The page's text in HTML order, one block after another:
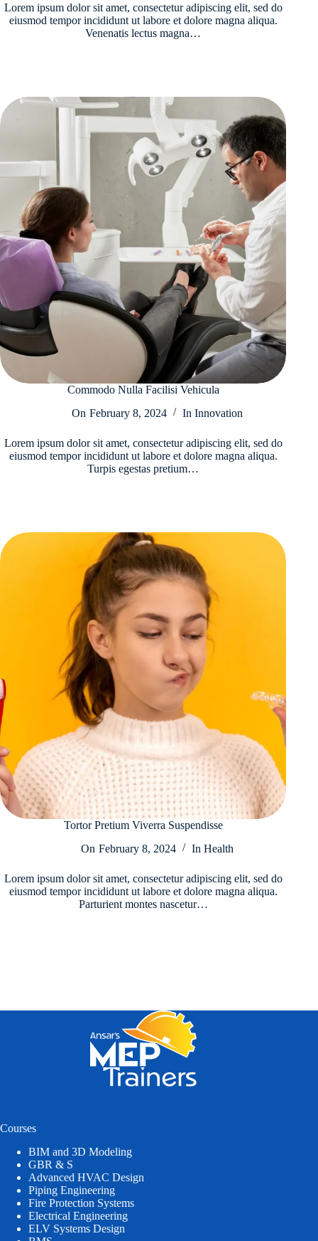
Lorem ipsum dolor sit amet, consectetur adipiscing elit, sed do
eiusmod tempor incididunt ut labore et dolore magna aliqua.
Venenatis lectus magna…
Commodo Nulla Facilisi Vehicula
On February 8, 2024 In Innovation
Lorem ipsum dolor sit amet, consectetur adipiscing elit, sed do
eiusmod tempor incididunt ut labore et dolore magna aliqua.
Turpis egestas pretium…
Tortor Pretium Viverra Suspendisse
On February 8, 2024 In Health
Lorem ipsum dolor sit amet, consectetur adipiscing elit, sed do
eiusmod tempor incididunt ut labore et dolore magna aliqua.
Parturient montes nascetur…
Courses
BIM and 3D Modeling
GBR & S
Advanced HVAC Design
Piping Engineering
Fire Protection Systems
Electrical Engineering
ELV Systems Design